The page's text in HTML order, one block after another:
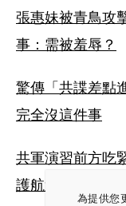
為提供您
張惠妹被青鳥攻
事：需被羞辱？
驚傳「共諜差點
完全沒這件事
共軍演習前方吃
護航遭酸：又翻車